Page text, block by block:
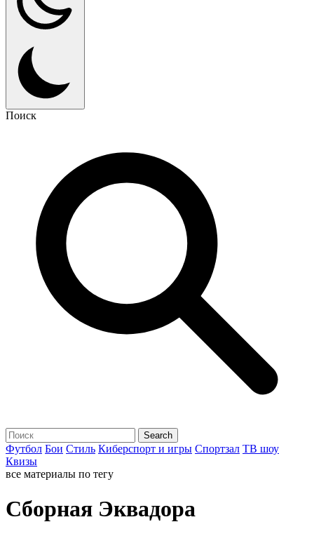
Поиск
Футбол Бои Стиль Киберспорт и игры Спортзал ТВ шоу
Квизы
все материалы по тегу
Сборная Эквадора